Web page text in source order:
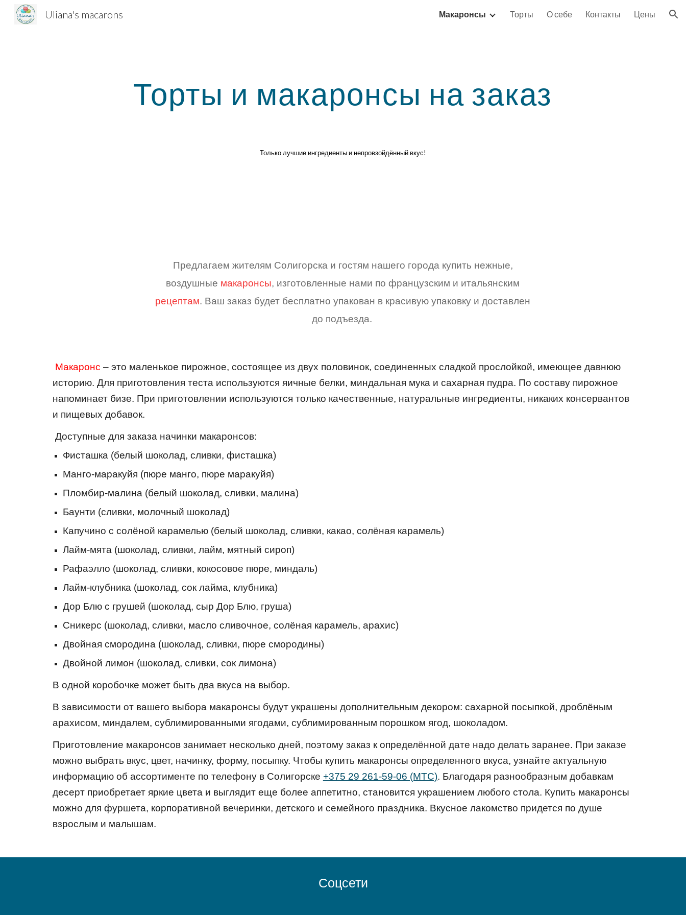
Skip to navigation
Uliana's macarons Макаронсы Торты О себе Контакты Цены
Торты и макаронсы на заказ
Только лучшие ингредиенты и непровзойдённый вкус!
Предлагаем жителям Солигорска и гостям нашего города купить нежные,
воздушные макаронсы, изготовленные нами по французским и итальянским
рецептам. Ваш заказ будет бесплатно упакован в красивую упаковку и доставлен
до подъезда.
Макаронс – это маленькое пирожное, состоящее из двух половинок, соединенных сладкой прослойкой, имеющее давнюю
историю. Для приготовления теста используются яичные белки, миндальная мука и сахарная пудра. По составу пирожное
напоминает бизе. При приготовлении используются только качественные, натуральные ингредиенты, никаких консервантов
и пищевых добавок.
Доступные для заказа начинки макаронсов:
Фисташка (белый шоколад, сливки, фисташка)
Манго-маракуйя (пюре манго, пюре маракуйя)
Пломбир-малина (белый шоколад, сливки, малина)
Баунти (сливки, молочный шоколад)
Капучино с солёной карамелью (белый шоколад, сливки, какао, солёная карамель)
Лайм-мята (шоколад, сливки, лайм, мятный сироп)
Рафаэлло (шоколад, сливки, кокосовое пюре, миндаль)
Лайм-клубника (шоколад, сок лайма, клубника)
Дор Блю с грушей (шоколад, сыр Дор Блю, груша)
Сникерс (шоколад, сливки, масло сливочное, солёная карамель, арахис)
Двойная смородина (шоколад, сливки, пюре смородины)
Двойной лимон (шоколад, сливки, сок лимона)
В одной коробочке может быть два вкуса на выбор.
В зависимости от вашего выбора макаронсы будут украшены дополнительным декором: сахарной посыпкой, дроблёным
арахисом, миндалем, сублимированными ягодами, сублимированным порошком ягод, шоколадом.
Приготовление макаронсов занимает несколько дней, поэтому заказ к определённой дате надо делать заранее. При заказе
можно выбрать вкус, цвет, начинку, форму, посыпку. Чтобы купить макаронсы определенного вкуса, узнайте актуальную
информацию об ассортименте по телефону в Солигорске +375 29 261-59-06 (МТС). Благодаря разнообразным добавкам
десерт приобретает яркие цвета и выглядит еще более аппетитно, становится украшением любого стола. Купить макаронсы
можно для фуршета, корпоративной вечеринки, детского и семейного праздника. Вкусное лакомство придется по душе
взрослым и малышам.
Соцсети